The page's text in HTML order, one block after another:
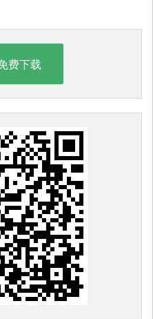
费下载